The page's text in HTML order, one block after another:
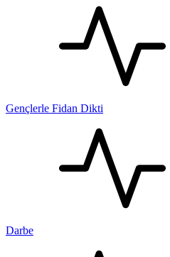
Gençlerle Fidan Dikti
Darbe